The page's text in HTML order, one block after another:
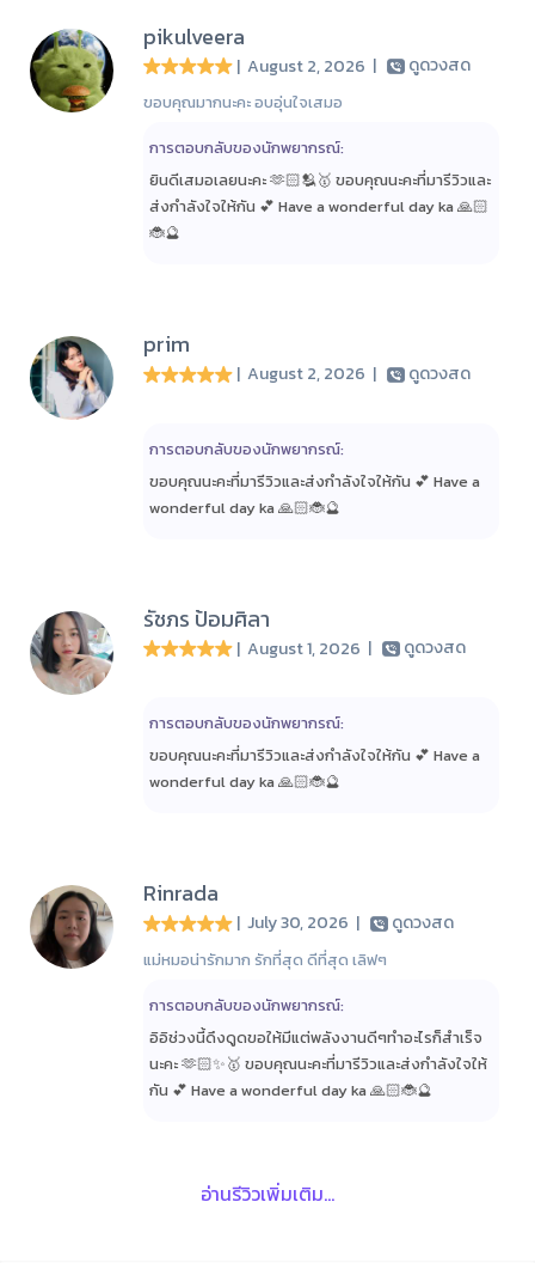
pikulveera
| August 2, 2026 | ดูดวงสด
ขอบคุณมากนะคะ อบอุ่นใจเสมอ
การตอบกลับของนักพยากรณ์:
ยินดีเสมอเลยนะคะ 🫶🏻🫂🥇 ขอบคุณนะคะที่มารีวิวและ
ส่งกำลังใจให้กัน 💕 Have a wonderful day ka 🙏🏻
🐞🔮
prim
| August 2, 2026 | ดูดวงสด
การตอบกลับของนักพยากรณ์:
ขอบคุณนะคะที่มารีวิวและส่งกำลังใจให้กัน 💕 Have a
wonderful day ka 🙏🏻🐞🔮
รัชภร ป้อมศิลา
| August 1, 2026 | ดูดวงสด
การตอบกลับของนักพยากรณ์:
ขอบคุณนะคะที่มารีวิวและส่งกำลังใจให้กัน 💕 Have a
wonderful day ka 🙏🏻🐞🔮
Rinrada
| July 30, 2026 | ดูดวงสด
แม่หมอน่ารักมาก รักที่สุด ดีที่สุด เลิฟๆ
การตอบกลับของนักพยากรณ์:
อิอิช่วงนี้ดึงดูดขอให้มีแต่พลังงานดีๆทำอะไรก็สำเร็จ
นะคะ 🫶🏻✨🥇 ขอบคุณนะคะที่มารีวิวและส่งกำลังใจให้
กัน 💕 Have a wonderful day ka 🙏🏻🐞🔮
อ่านรีวิวเพิ่มเติม...